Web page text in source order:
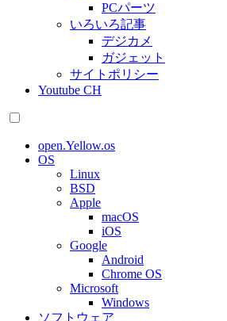
PCパーツ
いろいろ記事
デジカメ
ガジェット
サイトポリシー
Youtube CH
open.Yellow.os
OS
Linux
BSD
Apple
macOS
iOS
Google
Android
Chrome OS
Microsoft
Windows
ソフトウェア